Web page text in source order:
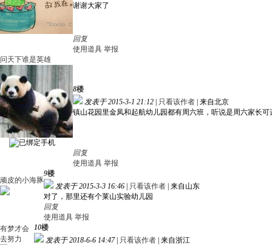
谢谢大家了
回复
使用道具 举报
问天下谁是英雄
8楼
发表于 2015-3-1 21:12
只看该作者 来自北京
镇山花园里金凤和起航幼儿园都有周六班，听说是周六家长
回复
使用道具 举报
顽皮的小海豚
9楼
发表于 2015-3-3 16:46
只看该作者 来自山东
对了，那里还有个莱山实验幼儿园
回复
使用道具 举报
有梦才会
去努力
10楼
发表于 2018-6-6 14:47
只看该作者 来自浙江